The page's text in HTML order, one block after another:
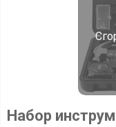
Набор